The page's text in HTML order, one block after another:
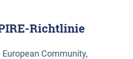
Richtlinie
Community,